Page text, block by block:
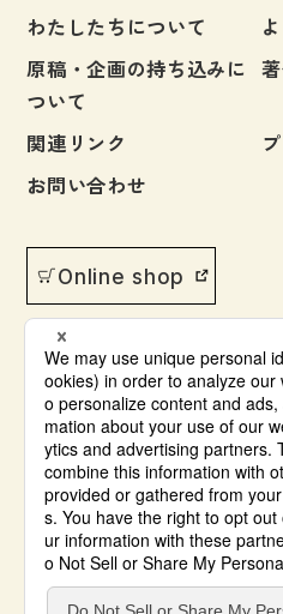
わたしたちについて
原稿・企画の持ち込みに
ついて
関連リンク
お問い合わせ
Online shop
Japanese language
hed by Bonjinsha
© Bonjinsha Co., LTD. All